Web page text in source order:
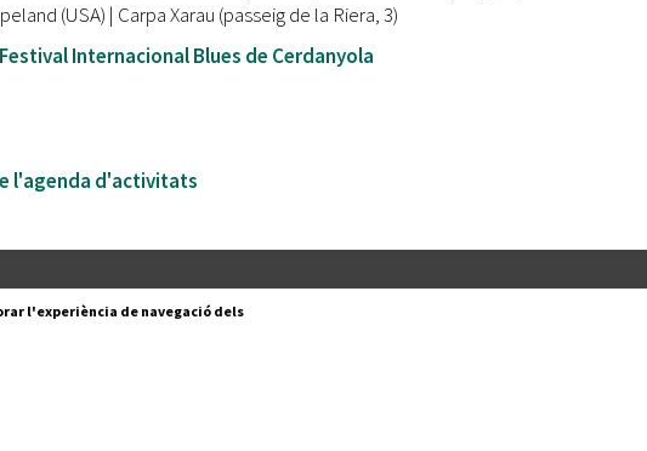
(USA) | Carpa Xarau (passeig de la Riera, 3)
Internacional Blues de Cerdanyola
l'agenda d'activitats
Segueix-nos a:
l'experiència de navegació dels